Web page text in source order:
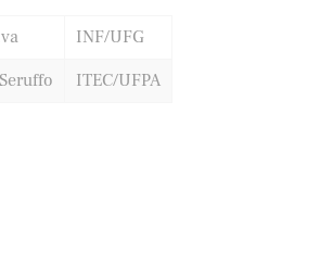
INF/UFG
ITEC/UFPA